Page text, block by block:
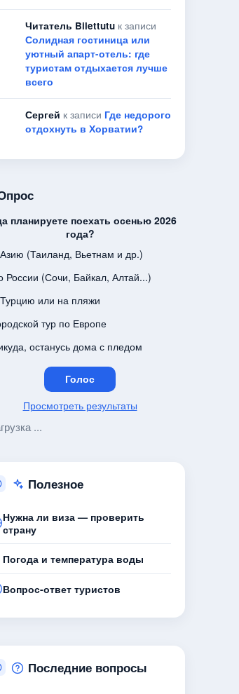
Читатель Bilettutu к записи
Солидная гостиница или
уютный апарт-отель: где
туристам отдыхается лучше
всего
Сергей к записи Где недорого
отдохнуть в Хорватии?
планируете поехать осенью 2026
года?
(Таиланд, Вьетнам и др.)
России (Сочи, Байкал, Алтай...)
или на пляжи
тур по Европе
останусь дома с пледом
Просмотреть результаты
...
Полезное
Нужна ли виза — проверить
страну
Погода и температура воды
Вопрос-ответ туристов
Последние вопросы